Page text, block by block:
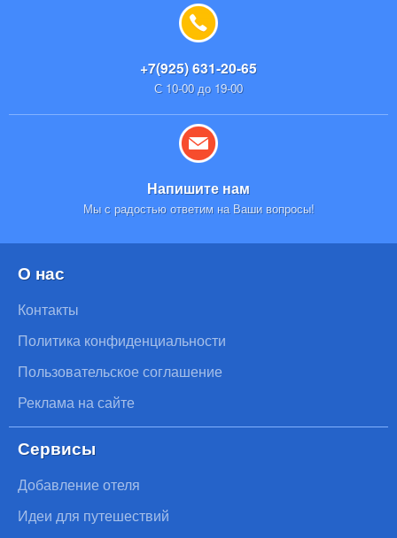
+7(925) 631-20-65
С 10-00 до 19-00
Напишите нам
Мы с радостью ответим на Ваши вопросы!
О нас
Контакты
Политика конфиденциальности
Пользовательское соглашение
Реклама на сайте
Сервисы
Добавление отеля
Идеи для путешествий